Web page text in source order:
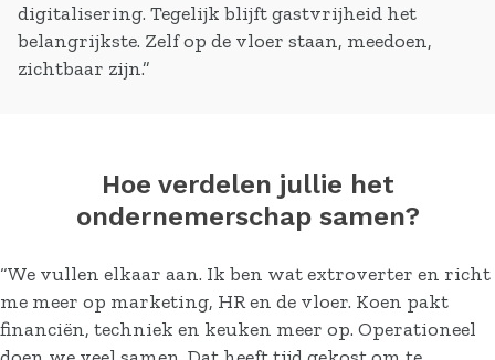
digitalisering. Tegelijk blijft gastvrijheid het
belangrijkste. Zelf op de vloer staan, meedoen,
zichtbaar zijn.”
Hoe verdelen jullie het
ondernemerschap samen?
“We vullen elkaar aan. Ik ben wat extroverter en richt
me meer op marketing, HR en de vloer. Koen pakt
financiën, techniek en keuken meer op. Operationeel